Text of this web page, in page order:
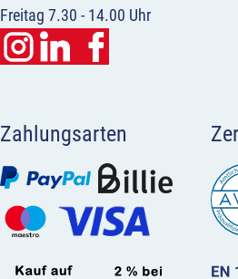
Freitag 7.30 - 14.00 Uhr
Zahlungsarten